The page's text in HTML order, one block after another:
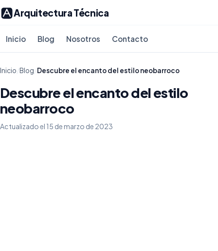
Arquitectura Técnica
Inicio Blog Nosotros Contacto
Inicio/Blog/Descubre el encanto del estilo neobarroco
Descubre el encanto del estilo
neobarroco
Actualizado el 15 de marzo de 2023